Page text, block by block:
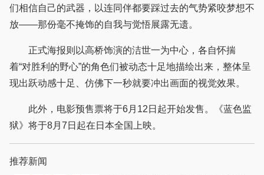
们相信自己的武器，以连同伴都要踩过去的气势紧咬梦想不
放——那份毫不掩饰的自我与觉悟展露无遗。
正式海报则以高桥饰演的洁世一为中心，各自怀揣
着“对胜利的野心”的角色们被动态十足地描绘出来，整体呈
现出跃动感十足、仿佛下一秒就要冲出画面的视觉效果。
此外，电影预售票将于6月12日起开始发售。《蓝色监
狱》将于8月7日起在日本全国上映。
推荐新闻